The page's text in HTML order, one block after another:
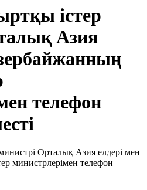
істер
Азия
телефон